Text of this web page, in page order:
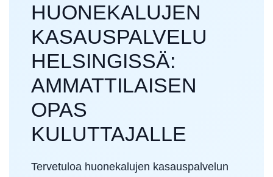
HUONEKALUJEN
KASAUSPALVELU
HELSINGISSÄ:
AMMATTILAISEN
OPAS
KULUTTAJALLE
Tervetuloa huonekalujen kasauspalvelun